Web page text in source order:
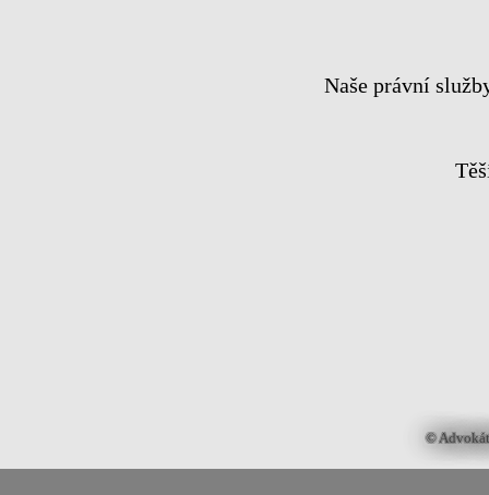
Naše právní
©